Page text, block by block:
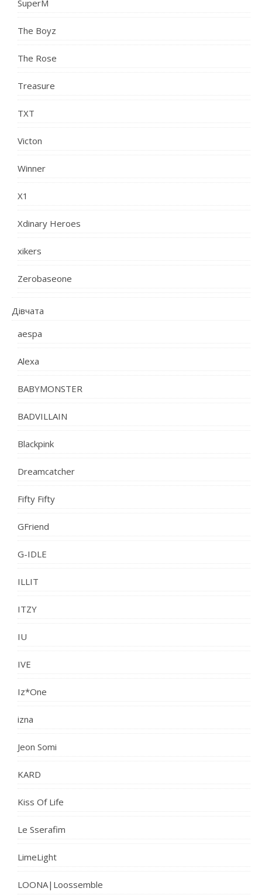
SuperM
The Boyz
The Rose
Treasure
TXT
Victon
Winner
X1
Xdinary Heroes
xikers
Zerobaseone
Дівчата
aespa
Alexa
BABYMONSTER
BADVILLAIN
Blackpink
Dreamcatcher
Fifty Fifty
GFriend
G-IDLE
ILLIT
ITZY
IU
IVE
Iz*One
izna
Jeon Somi
KARD
Kiss Of Life
Le Sserafim
LimeLight
LOONA|Loossemble